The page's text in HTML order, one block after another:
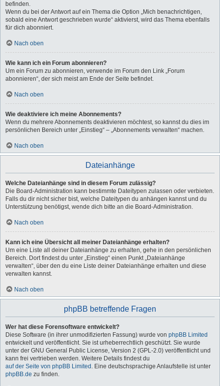
befinden.
Wenn du bei der Antwort auf ein Thema die Option „Mich benachrichtigen,
sobald eine Antwort geschrieben wurde“ aktivierst, wird das Thema ebenfalls
für dich abonniert.
Nach oben
Wie kann ich ein Forum abonnieren?
Um ein Forum zu abonnieren, verwende im Forum den Link „Forum
abonnieren“, der sich meist am Ende der Seite befindet.
Nach oben
Wie deaktiviere ich meine Abonnements?
Wenn du mehrere Abonnements deaktivieren möchtest, so kannst du dies im
persönlichen Bereich unter „Einstieg“ – „Abonnements verwalten“ machen.
Nach oben
Dateianhänge
Welche Dateianhänge sind in diesem Forum zulässig?
Die Board-Administration kann bestimmte Dateitypen zulassen oder verbieten.
Falls du dir nicht sicher bist, welche Dateitypen du anhängen kannst und du
Unterstützung benötigst, wende dich bitte an die Board-Administration.
Nach oben
Kann ich eine Übersicht all meiner Dateianhänge erhalten?
Um eine Liste all deiner Dateianhänge zu erhalten, gehe in den persönlichen
Bereich. Dort findest du unter „Einstieg“ einen Punkt „Dateianhänge
verwalten“, über den du eine Liste deiner Dateianhänge erhalten und diese
verwalten kannst.
Nach oben
phpBB betreffende Fragen
Wer hat diese Forensoftware entwickelt?
Diese Software (in ihrer unmodifizierten Fassung) wurde von phpBB Limited
entwickelt und veröffentlicht. Sie ist urheberrechtlich geschützt. Sie wurde
unter der GNU General Public License, Version 2 (GPL-2.0) veröffentlicht und
kann frei vertrieben werden. Weitere Details findest du
auf der Seite von phpBB Limited . Eine deutschsprachige Anlaufstelle ist unter
phpBB.de zu finden.